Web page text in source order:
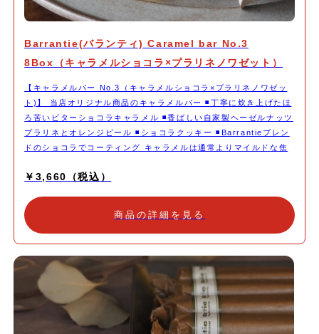
Barrantie(バランティ) Caramel bar No.3
8Box（キャラメルショコラ×プラリネノワゼット）
【キャラメルバー No.3（キャラメルショコラ×プラリネノワゼッ
ト)】 当店オリジナル商品のキャラメルバー ◾️丁寧に炊き上げたほ
ろ苦いビターショコラキャラメル ◾️香ばしい自家製ヘーゼルナッツ
プラリネとオレンジピール ◾️ショコラクッキー ◾️Barrantieブレン
ドのショコラでコーティング キャラメルは通常よりマイルドな焦
を加え深みのある味わいに。 ヘーゼルナッツのプラリネは、皮ご
チョコレートと合わせオレンジのコンフィを加え食感アクセント
に。 ショコラのクッキーでカカオを力強く感じる濃厚な仕上がり
方をお愉しみください。 深煎りのコーヒーや紅茶と一緒にいただ
いたり。 ワインなどお酒を飲みながらちびちび食べていただくの
もお勧めです。 1本ずつキャラメル包みを施し帯シールを貼ってお
届けいたします。
￥3,660（税込）
商品の詳細を見る